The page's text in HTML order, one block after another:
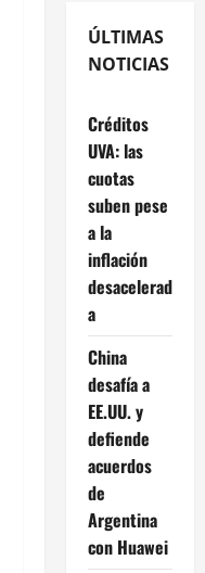
ÚLTIMAS
NOTICIAS
Créditos
UVA: las
cuotas
suben pese
a la
inflación
desacelerad
a
China
desafía a
EE.UU. y
defiende
acuerdos
de
Argentina
con Huawei